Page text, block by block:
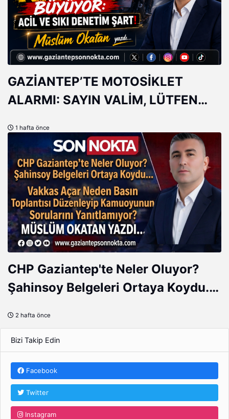
GAZİANTEP’TE MOTOSİKLET
ALARMI: SAYIN VALİM, LÜTFEN
1 hafta önce
CHP Gaziantep'te Neler Oluyor?
Şahinsoy Belgeleri Ortaya Koydu...
Sorularını Yanıtlamıyor?
2 hafta önce
Bizi Takip Edin
Facebook
Twitter
Instagram